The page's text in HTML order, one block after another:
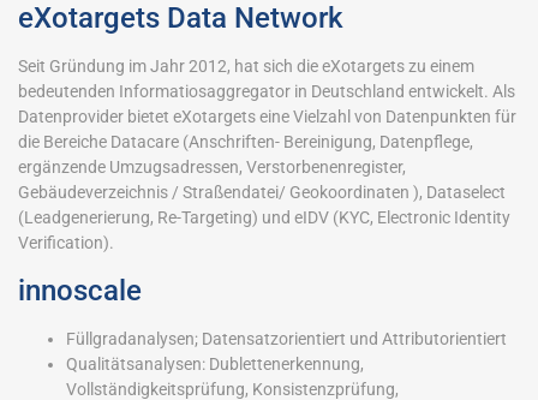
eXotargets Data Network
Seit Gründung im Jahr 2012, hat sich die eXotargets zu einem
bedeutenden Informatiosaggregator in Deutschland entwickelt. Als
Datenprovider bietet eXotargets eine Vielzahl von Datenpunkten für
die Bereiche Datacare (Anschriften- Bereinigung, Datenpflege,
ergänzende Umzugsadressen, Verstorbenenregister,
Gebäudeverzeichnis / Straßendatei/ Geokoordinaten ), Dataselect
(Leadgenerierung, Re-Targeting) und eIDV (KYC, Electronic Identity
Verification).
innoscale
Füllgradanalysen; Datensatzorientiert und Attributorientiert
Qualitätsanalysen: Dublettenerkennung,
Vollständigkeitsprüfung, Konsistenzprüfung,